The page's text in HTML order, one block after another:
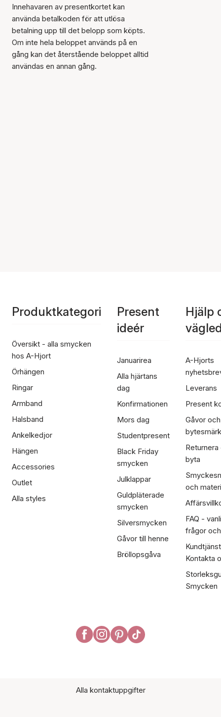
Innehavaren av presentkortet kan
använda betalkoden för att utlösa
betalning upp till det belopp som köpts.
Om inte hela beloppet används på en
gång kan det återstående beloppet alltid
användas en annan gång.
Produktkategori
Översikt - alla smycken
hos A-Hjort
Örhängen
Ringar
Armband
Halsband
Ankelkedjor
Hängen
Accessories
Outlet
Alla styles
Present
ideér
Januarirea
Alla hjärtans
dag
Konfirmationen
Mors dag
Studentpresent
Black Friday
smycken
Julklappar
Guldpläterade
smycken
Silversmycken
Gåvor till henne
Bröllopsgåva
Hjälp
A-Hjorts
Leverans
Present
Gåvor och
Returnera
byta
och
FAQ -
frågor
Kontakta
Smycken
Alla kontaktuppgifter